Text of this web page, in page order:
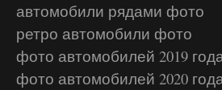
автомобили рядами фото
ретро автомобили фото
фото автомобилей 2019
фото автомобилей 2020